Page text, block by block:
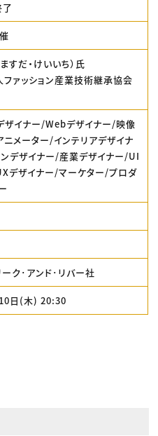
だ・けいいち）氏
ァッション産業技術継承協会
ザイナー/Webデザイナー/映像
メーター/インテリアデザイナ
ンデザイナー/産業デザイナー/UI
デザイナー/マーケター/プロダ
ク･アンド･リバー社
日(木) 20:30